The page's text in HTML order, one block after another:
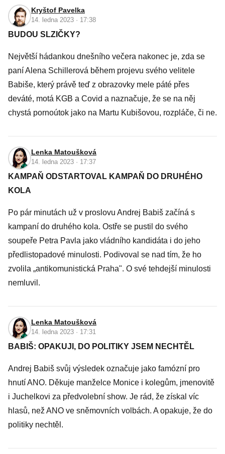
Kryštof Pavelka
14. ledna 2023 · 17:38
BUDOU SLZIČKY?
Největší hádankou dnešního večera nakonec je, zda se
paní Alena Schillerová během projevu svého velitele
Babiše, který právě teď z obrazovky mele páté přes
deváté, motá KGB a Covid a naznačuje, že se na něj
chystá pornoútok jako na Martu Kubišovou, rozpláče, či ne.
Lenka Matoušková
14. ledna 2023 · 17:37
KAMPAŇ ODSTARTOVAL KAMPAŇ DO DRUHÉHO
KOLA
Po pár minutách už v proslovu Andrej Babiš začíná s
kampaní do druhého kola. Ostře se pustil do svého
soupeře Petra Pavla jako vládního kandidáta i do jeho
předlistopadové minulosti. Podivoval se nad tím, že ho
zvolila „antikomunistická Praha". O své tehdejší minulosti
nemluvil.
Lenka Matoušková
14. ledna 2023 · 17:31
BABIŠ: OPAKUJI, DO POLITIKY JSEM NECHTĚL
Andrej Babiš svůj výsledek označuje jako famózní pro
hnutí ANO. Děkuje manželce Monice i kolegům, jmenovitě
i Juchelkovi za předvolební show. Je rád, že získal víc
hlasů, než ANO ve sněmovních volbách. A opakuje, že do
politiky nechtěl.